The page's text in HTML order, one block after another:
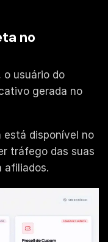
no
o usuário do
gerada no
está disponível no
tráfego das suas
afiliados.